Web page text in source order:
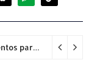
Gobernadora envía nuevos nombramientos para la consideración del Senado